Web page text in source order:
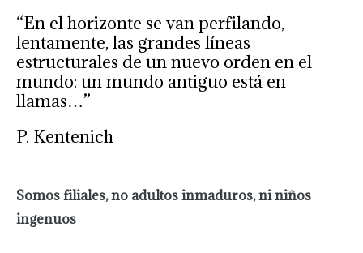
“En el horizonte se van perfilando,
lentamente, las grandes líneas
estructurales de un nuevo orden en el
mundo: un mundo antiguo está en
llamas…”
P. Kentenich
Somos filiales, no adultos inmaduros, ni niños
ingenuos